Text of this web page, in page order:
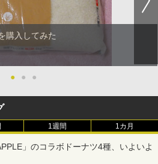
購入してみた
● ● ●
1週間 1カ月
」のコラボドーナツ4種、いよいよ